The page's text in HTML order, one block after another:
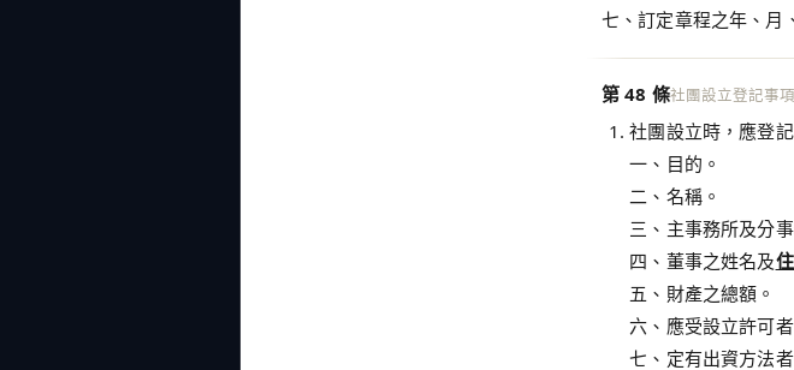
七、訂定章程之年、月
第 48 條社團設立登記事項
社團設立時，應登
一、目的。
二、名稱。
三、主事務所及分
四、董事之姓名及
五、財產之總額。
六、應受設立許可
七、定有出資方法